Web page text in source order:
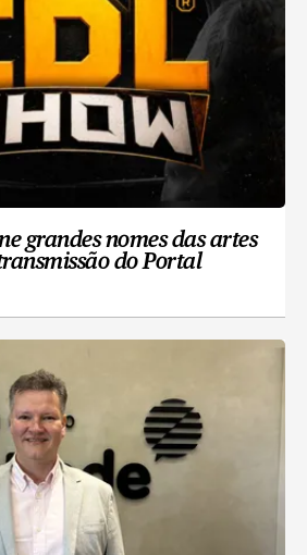
grandes nomes das artes
do Portal